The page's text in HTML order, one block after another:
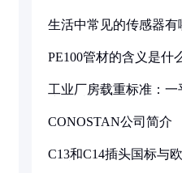
生活中常见的传感器有
PE100管材的含义是什
工业厂房载重标准：
CONOSTAN公司简介
C13和C14插头国标与